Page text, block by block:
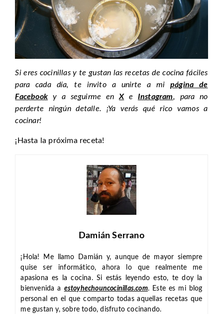
Si eres cocinillas y te gustan las recetas de cocina fáciles
para cada día, te invito a unirte a mipágina de
Facebook y a seguirme enXe Instagram, para no
perderte ningún detalle. ¡Ya verás qué rico vamos a
cocinar!
¡Hasta la próxima receta!
Damián Serrano
¡Hola! Me llamo Damián y, aunque de mayor siempre
quise ser informático, ahora lo que realmente me
apasiona es la cocina. Si estás leyendo esto, te doy la
bienvenida a estoyhechouncocinillas.com. Este es mi blog
personal en el que comparto todas aquellas recetas que
me gustan y, sobre todo, disfruto cocinando.